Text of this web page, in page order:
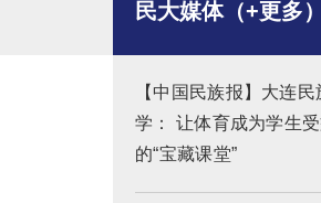
民大媒体（+更多）
【中国民族报】大连民
学： 让体育成为学生
的“宝藏课堂”